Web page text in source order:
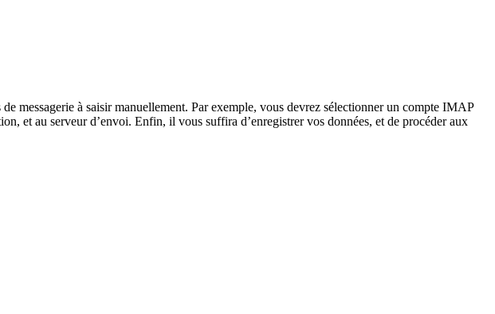
messagerie à saisir manuellement. Par exemple, vous devrez sélectionner un compte IMAP
et au serveur d’envoi. Enfin, il vous suffira d’enregistrer vos données, et de procéder aux